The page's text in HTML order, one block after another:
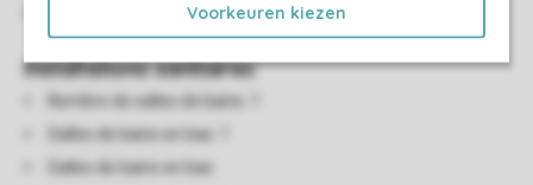
Voorkeuren kiezen
Installations sanitaires
Nombre de salles de bains: 1
Salles de bains en bas: 1
Salles de bains en bas